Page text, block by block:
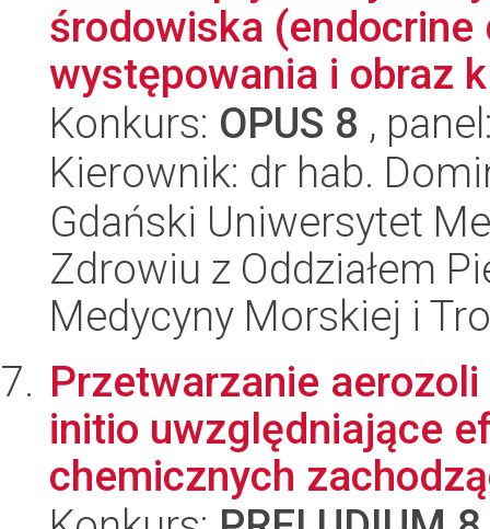
środowiska
występowania i obraz
Konkurs: OPUS 8 ,
Kierownik: dr hab.
Gdański Uniwersytet
Zdrowiu z Oddziałem
Medycyny Morskiej i
Przetwarzanie
initio uwzględniające
chemicznych